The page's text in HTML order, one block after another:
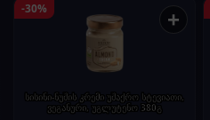
-30% +
სისინი-ნუშის კრემი უშაქრო სტევიათი,
ვეგანური, უგლუტენო 380გ